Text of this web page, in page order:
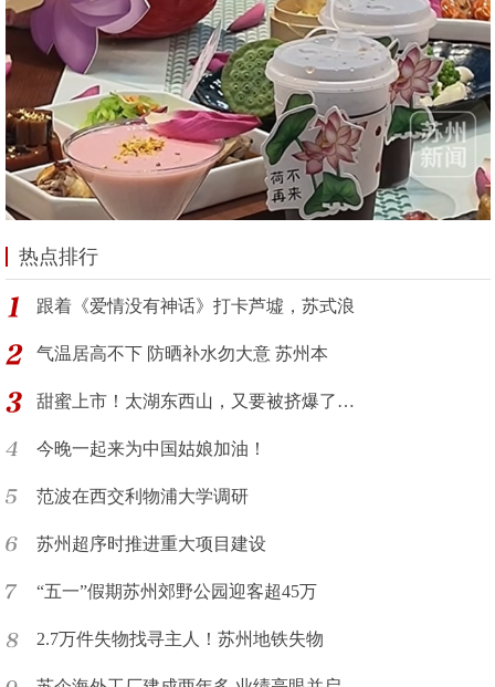
热点排行
跟着《爱情没有神话》打卡芦墟，苏式浪
气温居高不下 防晒补水勿大意 苏州本
甜蜜上市！太湖东西山，又要被挤爆了…
今晚一起来为中国姑娘加油！
范波在西交利物浦大学调研
苏州超序时推进重大项目建设
“五一”假期苏州郊野公园迎客超45万
2.7万件失物找寻主人！苏州地铁失物